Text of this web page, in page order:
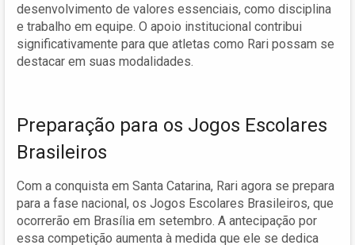
desenvolvimento de valores essenciais, como disciplina
e trabalho em equipe. O apoio institucional contribui
significativamente para que atletas como Rari possam se
destacar em suas modalidades.
Preparação para os Jogos Escolares
Brasileiros
Com a conquista em Santa Catarina, Rari agora se prepara
para a fase nacional, os Jogos Escolares Brasileiros, que
ocorrerão em Brasília em setembro. A antecipação por
essa competição aumenta à medida que ele se dedica